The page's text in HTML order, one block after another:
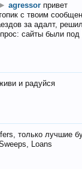
► agressor привет
с твоим
за адалт,
сайты были
и радуйся
только лучшие
Loans